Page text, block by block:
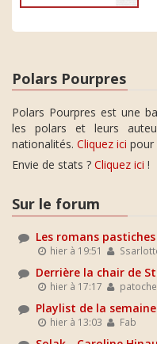
Polars Pourpres
Polars Pourpres est une
les polars et leurs
nationalités. Cliquez ici pour
Envie de stats ? Cliquez ici !
Sur le forum
Les romans
hier à 19:51
Derrière la chair de
hier à 17:17
Playlist de la
hier à 13:03 Fab